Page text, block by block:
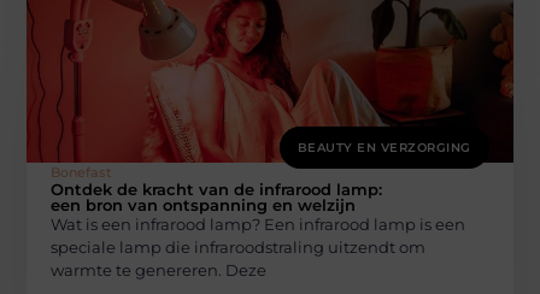
BEAUTY EN VERZORGING
Bonefast
Ontdek de kracht van de infrarood lamp:
een bron van ontspanning en welzijn
Wat is een infrarood lamp? Een infrarood lamp is een
speciale lamp die infraroodstraling uitzendt om
warmte te genereren. Deze